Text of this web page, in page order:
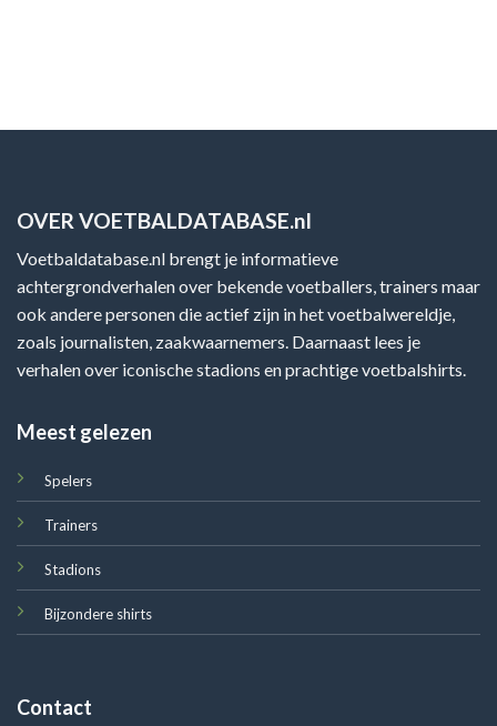
OVER VOETBALDATABASE.nl
Voetbaldatabase.nl brengt je informatieve
achtergrondverhalen over bekende voetballers, trainers maar
ook andere personen die actief zijn in het voetbalwereldje,
zoals journalisten, zaakwaarnemers. Daarnaast lees je
verhalen over iconische stadions en prachtige voetbalshirts.
Meest gelezen
Spelers
Trainers
Stadions
Bijzondere shirts
Contact